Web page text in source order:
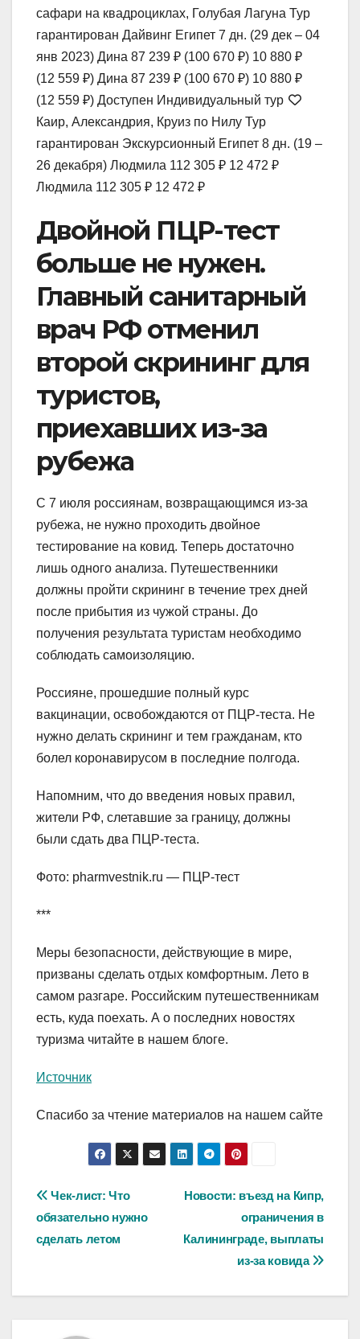
сафари на квадроциклах, Голубая Лагуна Тур
гарантирован Дайвинг Египет 7 дн. (29 дек – 04
янв 2023) Дина 87 239 ₽ (100 670 ₽) 10 880 ₽
(12 559 ₽) Дина 87 239 ₽ (100 670 ₽) 10 880 ₽
(12 559 ₽) Доступен Индивидуальный тур
Каир, Александрия, Круиз по Нилу Тур
гарантирован Экскурсионный Египет 8 дн. (19 –
26 декабря) Людмила 112 305 ₽ 12 472 ₽
Людмила 112 305 ₽ 12 472 ₽
Двойной ПЦР-тест
больше не нужен.
Главный санитарный
врач РФ отменил
второй скрининг для
туристов,
приехавших из-за
рубежа
С 7 июля россиянам, возвращающимся из-за
рубежа, не нужно проходить двойное
тестирование на ковид. Теперь достаточно
лишь одного анализа. Путешественники
должны пройти скрининг в течение трех дней
после прибытия из чужой страны. До
получения результата туристам необходимо
соблюдать самоизоляцию.
Россияне, прошедшие полный курс
вакцинации, освобождаются от ПЦР-теста. Не
нужно делать скрининг и тем гражданам, кто
болел коронавирусом в последние полгода.
Напомним, что до введения новых правил,
жители РФ, слетавшие за границу, должны
были сдать два ПЦР-теста.
Фото: pharmvestnik.ru — ПЦР-тест
***
Меры безопасности, действующие в мире,
призваны сделать отдых комфортным. Лето в
самом разгаре. Российским путешественникам
есть, куда поехать. А о последних новостях
туризма читайте в нашем блоге.
Источник
Спасибо за чтение материалов на нашем сайте
Навигация
по
Новости: въезд на Кипр,
ограничения в
Калининграде, выплаты
из-за ковида
Чек-лист: Что
обязательно нужно
сделать летом